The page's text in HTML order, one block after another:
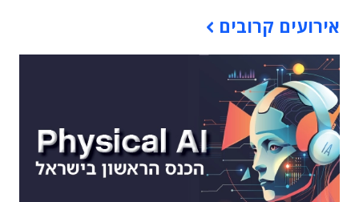
אירועים קרובים